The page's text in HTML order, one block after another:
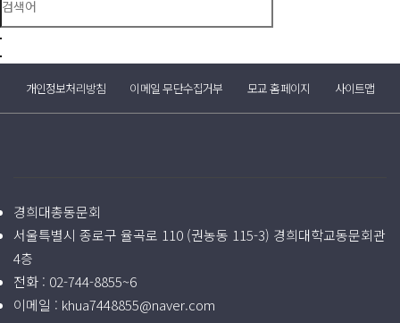
개인정보처리방침 이메일 무단수집거부 모교 홈페이지 사이트맵
경희대총동문회
서울특별시 종로구 율곡로 110 (권농동 115-3) 경희대학교동문회관
4층
전화 : 02-744-8855~6
이메일 : khua7448855@naver.com